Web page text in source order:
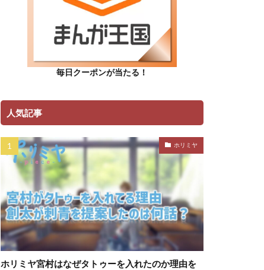
毎日クーポンが当たる！
人気記事
ホリミヤ
ホリミヤ宮村はなぜタトゥーを入れたのか理由を